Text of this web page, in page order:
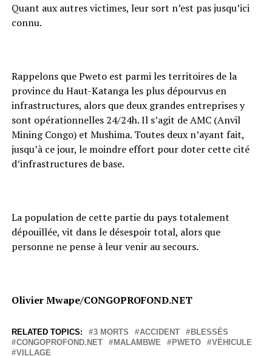
Quant aux autres victimes, leur sort n’est pas jusqu’ici
connu.
Rappelons que Pweto est parmi les territoires de la
province du Haut-Katanga les plus dépourvus en
infrastructures, alors que deux grandes entreprises y
sont opérationnelles 24/24h. Il s’agit de AMC (Anvil
Mining Congo) et Mushima. Toutes deux n’ayant fait,
jusqu’à ce jour, le moindre effort pour doter cette cité
d’infrastructures de base.
La population de cette partie du pays totalement
dépouillée, vit dans le désespoir total, alors que
personne ne pense à leur venir au secours.
Olivier Mwape/CONGOPROFOND.NET
RELATED TOPICS: 3 MORTS ACCIDENT
BLESSÉS
CONGOPROFOND.NET
MALAMBWE PWETO
VÉHICULE
VILLAGE